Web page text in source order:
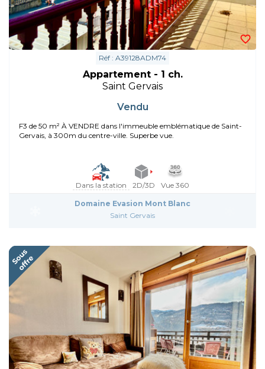
Réf : A39128ADM74
Appartement - 1 ch.
Saint Gervais
Vendu
F3 de 50 m² À VENDRE dans l'immeuble emblématique de Saint-
Gervais, à 300m du centre-ville. Superbe vue.
Dans la station 2D/3D Vue 360
Domaine Evasion Mont Blanc
Saint Gervais